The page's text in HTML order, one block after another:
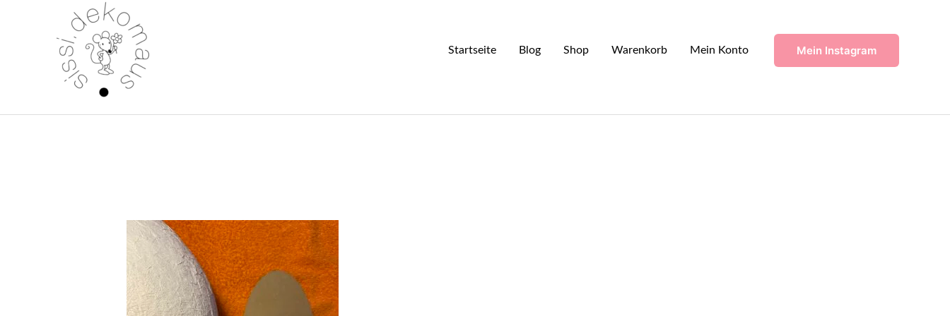
Startseite Blog Shop Warenkorb Mein Konto Mein Instagram